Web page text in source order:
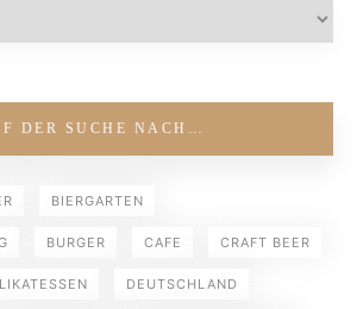
DER SUCHE NACH…
BIERGARTEN
BURGER CAFE CRAFT BEER
DEUTSCHLAND